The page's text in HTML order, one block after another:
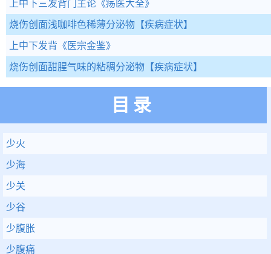
上中下三发背门主论 《疡医大全》
烧伤创面浅咖啡色稀薄分泌物 【疾病症状】
上中下发背 《医宗金鉴》
烧伤创面甜腥气味的粘稠分泌物 【疾病症状】
目录
少火
少海
少关
少谷
少腹胀
少腹痛